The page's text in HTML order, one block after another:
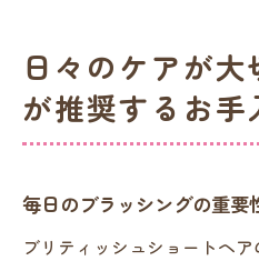
日々のケアが
が推奨するお手
毎日のブラッシングの重要
ブリティッシュショートヘ